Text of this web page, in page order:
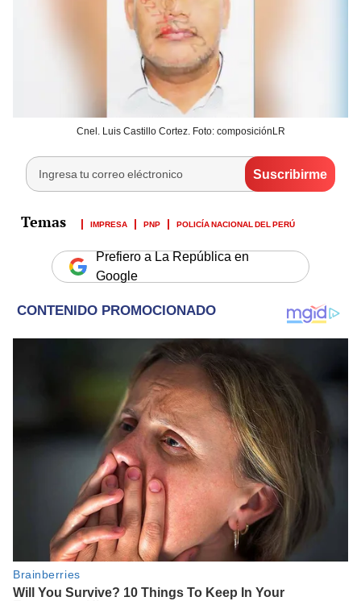
Cnel. Luis Castillo Cortez. Foto: composiciónLR
IMPRESA PNP POLICÍA NACIONAL DEL PERÚ
Prefiero a La República en
Google